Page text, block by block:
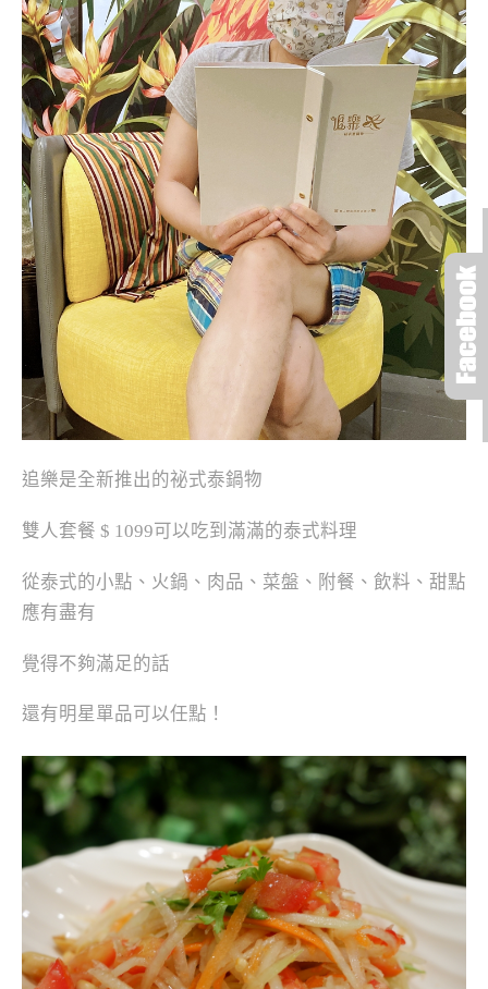
追樂是全新推出的祕式泰鍋物
雙人套餐 $ 1099可以吃到滿滿的泰式料理
從泰式的小點、火鍋、肉品、菜盤、附餐、飲料、甜點
應有盡有
覺得不夠滿足的話
還有明星單品可以任點！